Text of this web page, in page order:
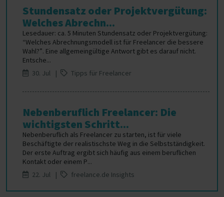
Stundensatz oder Projektvergütung:
Welches Abrechn...
Lesedauer: ca. 5 Minuten Stundensatz oder Projektvergütung:
“Welches Abrechnungsmodell ist für Freelancer die bessere
Wahl?”. Eine allgemeingültige Antwort gibt es darauf nicht.
Entsche...
30. Jul |
Tipps für Freelancer
Nebenberuflich Freelancer: Die
wichtigsten Schritt...
Nebenberuflich als Freelancer zu starten, ist für viele
Beschäftigte der realistischste Weg in die Selbstständigkeit.
Der erste Auftrag ergibt sich häufig aus einem beruflichen
Kontakt oder einem P...
22. Jul |
freelance.de Insights